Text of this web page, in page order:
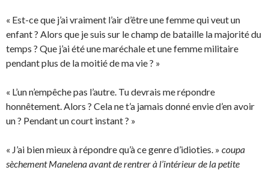
« Est-ce que j’ai vraiment l’air d’être une femme qui veut un
enfant ? Alors que je suis sur le champ de bataille la majorité du
temps ? Que j’ai été une maréchale et une femme militaire
pendant plus de la moitié de ma vie ? »
« L’un n’empêche pas l’autre. Tu devrais me répondre
honnêtement. Alors ? Cela ne t’a jamais donné envie d’en avoir
un ? Pendant un court instant ? »
« J’ai bien mieux à répondre qu’à ce genre d’idioties. » coupa
sèchement Manelena avant de rentrer à l’intérieur de la petite